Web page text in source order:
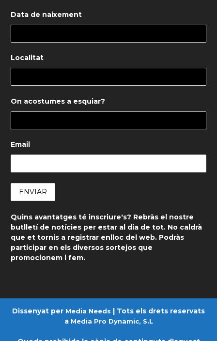
Data de naixement
Localitat
On acostumes a esquiar?
Email
Quins avantatges té inscriure's? Rebràs el nostre
butlletí de notícies per estar al dia de tot. No caldrà
que et tornis a registrar enlloc del web. Podràs
participar en els diversos sortejos que
promocionem i fem.
Dissenyat per Media Needs | Tots els drets reservats
a Media Pro Dynamic, S.L